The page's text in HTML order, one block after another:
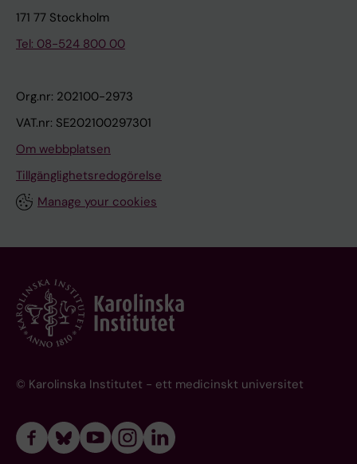
171 77 Stockholm
Tel: 08-524 800 00
Org.nr: 202100-2973
VAT.nr: SE202100297301
Om webbplatsen
Tillgänglighetsredogörelse
Manage your cookies
© Karolinska Institutet - ett medicinskt universitet